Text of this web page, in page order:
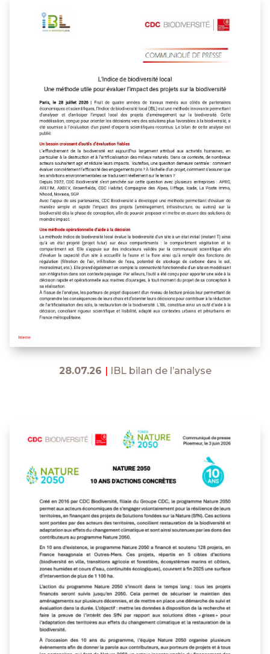
28.07.26 | IBL bilan de l’analyse